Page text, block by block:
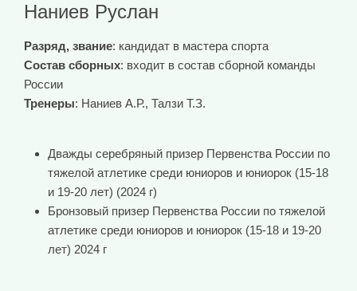
Наниев Руслан
Разряд, звание: кандидат в мастера спорта
Состав сборных: входит в состав сборной команды
России
Тренеры: Наниев А.Р., Талзи Т.З.
Дважды серебряный призер Первенства России по
тяжелой атлетике среди юниоров и юниорок (15-18
и 19-20 лет) (2024 г)
Бронзовый призер Первенства России по тяжелой
атлетике среди юниоров и юниорок (15-18 и 19-20
лет) 2024 г